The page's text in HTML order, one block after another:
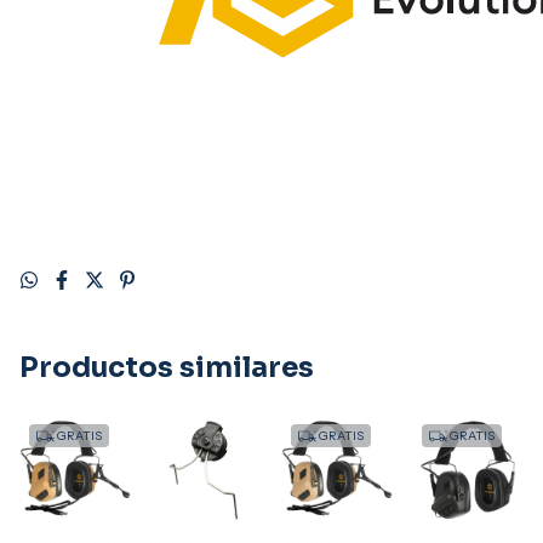
Productos similares
GRATIS GRATIS GRATIS